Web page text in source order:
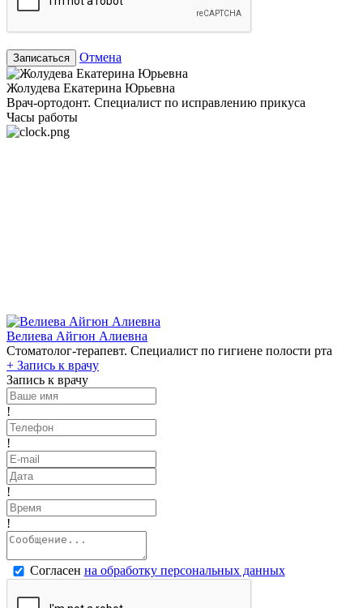
Записаться Отмена
Жолудева Екатерина Юрьевна
Врач-ортодонт. Специалист по исправлению прикуса
Часы работы
Велиева Айгюн Алиевна
Стоматолог-терапевт. Специалист по гигиене полости рта
+ Запись к врачу
Запись к врачу
!
!
!
!
Согласен на обработку персональных данных